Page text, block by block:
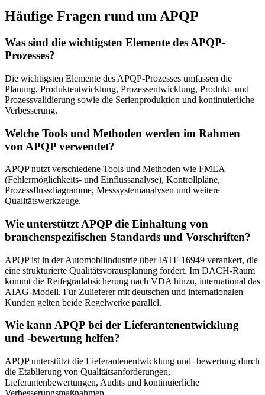
Häufige Fragen rund um APQP
Was sind die wichtigsten Elemente des APQP-
Prozesses?
Die wichtigsten Elemente des APQP-Prozesses umfassen die
Planung, Produktentwicklung, Prozessentwicklung, Produkt- und
Prozessvalidierung sowie die Serienproduktion und kontinuierliche
Verbesserung.
Welche Tools und Methoden werden im Rahmen
von APQP verwendet?
APQP nutzt verschiedene Tools und Methoden wie FMEA
(Fehlermöglichkeits- und Einflussanalyse), Kontrollpläne,
Prozessflussdiagramme, Messsystemanalysen und weitere
Qualitätswerkzeuge.
Wie unterstützt APQP die Einhaltung von
branchenspezifischen Standards und Vorschriften?
APQP ist in der Automobilindustrie über IATF 16949 verankert, die
eine strukturierte Qualitätsvorausplanung fordert. Im DACH-Raum
kommt die Reifegradabsicherung nach VDA hinzu, international das
AIAG-Modell. Für Zulieferer mit deutschen und internationalen
Kunden gelten beide Regelwerke parallel.
Wie kann APQP bei der Lieferantenentwicklung
und -bewertung helfen?
APQP unterstützt die Lieferantenentwicklung und -bewertung durch
die Etablierung von Qualitätsanforderungen,
Lieferantenbewertungen, Audits und kontinuierliche
Verbesserungsmaßnahmen.